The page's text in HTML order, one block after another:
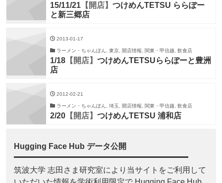
15/11/21 【開店】 つけめんTETSU ららぽー
と新三郷店
2013-01-17
ラーメン・ちゃんぽん, 東京, 開店情報, 関東・甲信越, 飲食店
1/18 【開店】 つけめんTETSUららぽーと豊洲
店
2012-02-21
ラーメン・ちゃんぽん, 埼玉, 開店情報, 関東・甲信越, 飲食店
2/20 【開店】 つけめんTETSU 浦和店
Hugging Face Hub データ公開
筑波大学 志田さま研究室により当サイトをご利用して